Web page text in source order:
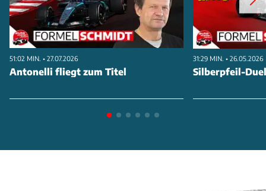
51:02 MIN. • 27.07.2026
Antonelli fliegt zum Titel
31:29 MIN. • 26.05.2026
Silberpfeil-